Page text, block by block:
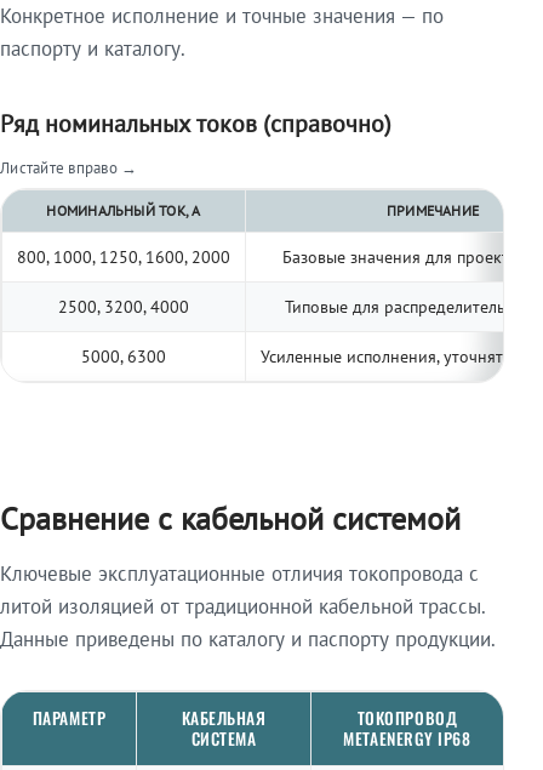
Конкретное исполнение и точные значения — по
паспорту и каталогу.
Ряд номинальных токов (справочно)
Листайте вправо →
НОМИНАЛЬНЫЙ ТОК, А ПРИМЕЧАНИЕ
800, 1000, 1250, 1600, 2000 Базовые значения для
2500, 3200, 4000 Типовые для распределительных
5000, 6300 Усиленные исполнения, уточнять по
Сравнение с кабельной системой
Ключевые эксплуатационные отличия токопровода с
литой изоляцией от традиционной кабельной трассы.
Данные приведены по каталогу и паспорту продукции.
ПАРАМЕТР
КАБЕЛЬНАЯ
СИСТЕМА
ТОКОПРОВОД
METAENERGY IP68